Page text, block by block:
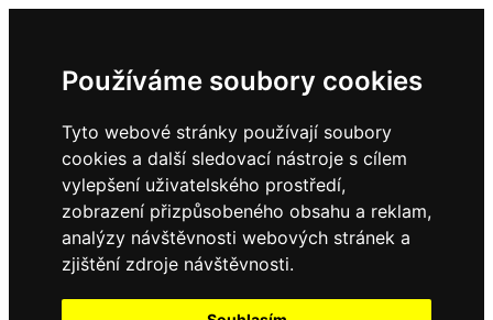
Používáme soubory cookies
Tyto webové stránky používají soubory
cookies a další sledovací nástroje s cílem
vylepšení uživatelského prostředí,
zobrazení přizpůsobeného obsahu a reklam,
analýzy návštěvnosti webových stránek a
zjištění zdroje návštěvnosti.